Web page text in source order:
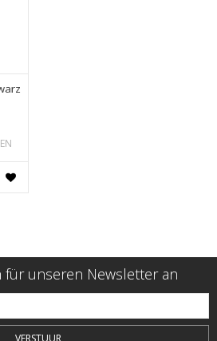
für unseren Newsletter an
VERSTUUR